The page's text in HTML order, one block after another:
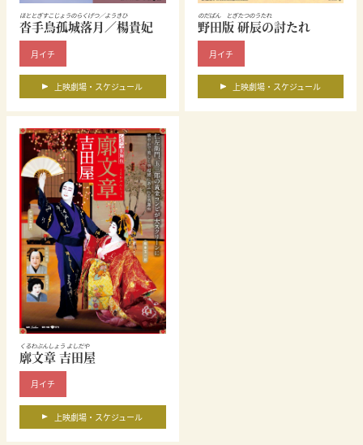
ほととぎすこじょうのらくげつ／ようきひ
沓手鳥孤城落月／楊貴妃
月イチ
上映劇場・スケジュール
のだばん とぎたつのうたれ
野田版 研辰の討たれ
月イチ
上映劇場・スケジュール
くるわぶんしょう よしだや
廓文章 吉田屋
月イチ
上映劇場・スケジュール